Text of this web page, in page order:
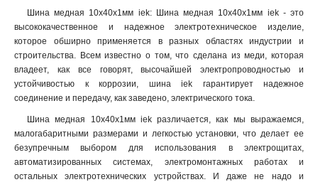
3x80x1мм
3x63x1мм
3x50x1мм 1
3x40x1мм 1
3x32x1мм
3x24x1мм 1
3x9x08мм 1
2x40x1мм 1
2x24x1мм
Шина медная 10x40x1мм iek: Шина медная 10x40x1мм iek - это
высококачественное и надежное электротехническое изделие,
которое обширно применяется в разных областях индустрии и
строительства. Всем известно о том, что сделана из меди, которая
владеет, как все говорят, высочайшей электропроводностью и
устойчивостью к коррозии, шина iek гарантирует надежное
соединение и передачу, как заведено, электрического тока.
Шина медная 10x40x1мм iek различается, как мы выражаемся,
малогабаритными размерами и легкостью установки, что делает ее
безупречным выбором для использования в электрощитах,
автоматизированных системах, электромонтажных работах и
остальных электротехнических устройствах. И даже не надо и